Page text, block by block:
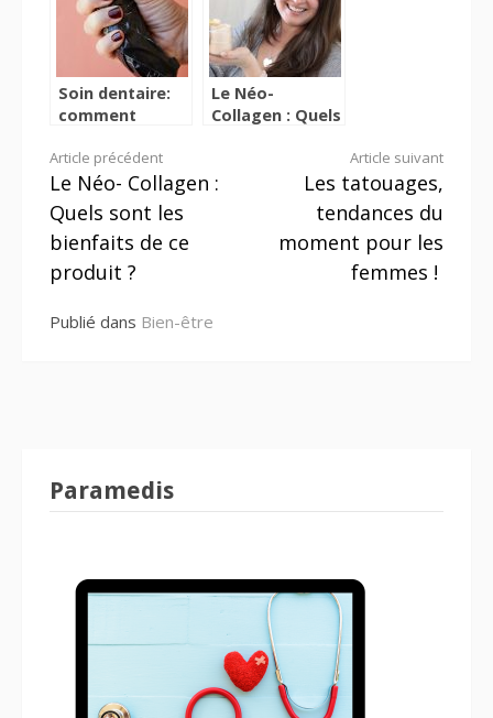
Soin dentaire:
comment
certaines
complexes?
Le Néo-
Collagen : Quels
produit ?
Lire
la
suite
Article précédent
Le Néo- Collagen :
Quels sont les
bienfaits de ce
produit ?
Article suivant
Les tatouages,
tendances du
moment pour les
femmes !
Publié dans Bien-être
Paramedis